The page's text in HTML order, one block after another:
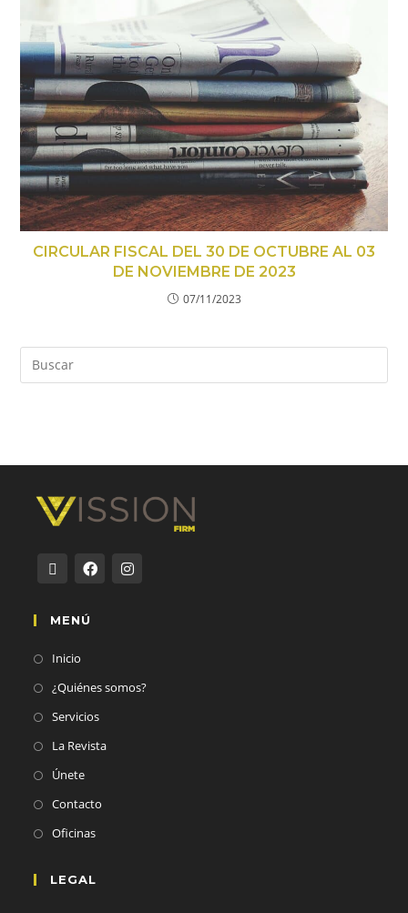
CIRCULAR FISCAL DEL 30 DE OCTUBRE AL 03
DE NOVIEMBRE DE 2023
07/11/2023
MENÚ
Inicio
¿Quiénes somos?
Servicios
La Revista
Únete
Contacto
Oficinas
LEGAL